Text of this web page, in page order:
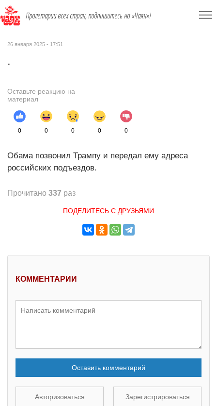
Пролетарии всех стран, подпишитесь на «Чаян»!
26 января 2025 - 17:51
.
Оставьте реакцию на
материал
0 0 0 0 0
Обама позвонил Трампу и передал ему адреса
российских подъездов.
Прочитано 337 раз
ПОДЕЛИТЕСЬ С ДРУЗЬЯМИ
КОММЕНТАРИИ
Оставить комментарий
Авторизоваться Зарегистрироваться